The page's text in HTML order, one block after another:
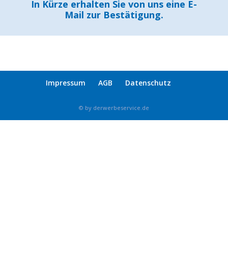
In Kürze erhalten Sie von uns eine E-
Mail zur Bestätigung.
Impressum AGB Datenschutz
© by derwerbeservice.de